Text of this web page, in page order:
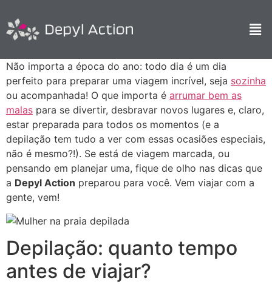
Não importa a época do ano: todo dia é um dia
perfeito para preparar uma viagem incrível, seja sozinha
ou acompanhada! O que importa é arrumar bem as
malas para se divertir, desbravar novos lugares e, claro,
estar preparada para todos os momentos (e a
depilação tem tudo a ver com essas ocasiões especiais,
não é mesmo?!). Se está de viagem marcada, ou
pensando em planejar uma, fique de olho nas dicas que
a Depyl Action preparou para você. Vem viajar com a
gente, vem!
Depilação: quanto tempo
antes de viajar?